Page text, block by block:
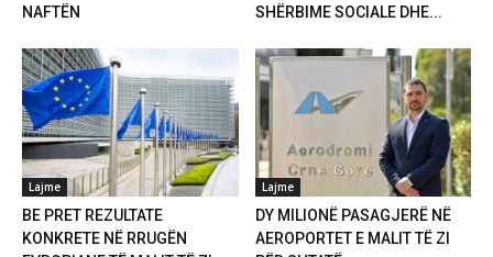
NAFTËN
SHËRBIME SOCIALE DHE...
Lajme
BE PRET REZULTATE
KONKRETE NË RRUGËN
Lajme
DY MILIONË PASAGJERË NË
AEROPORTET E MALIT TË ZI